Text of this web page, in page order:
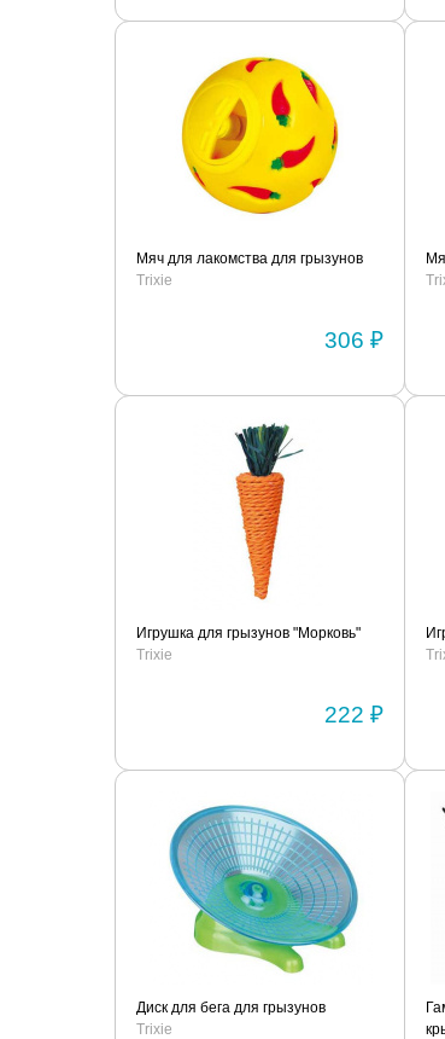
Мяч для лакомства для грызунов
Trixie
306 ₽
Игрушка для грызунов "Морковь"
Trixie
222 ₽
Диск для бега для грызунов
Trixie